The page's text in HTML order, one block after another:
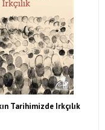
Tarihimizde Irkçılık